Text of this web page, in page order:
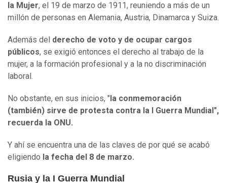
la Mujer, el 19 de marzo de 1911, reuniendo a más de un
millón de personas en Alemania, Austria, Dinamarca y Suiza.
Además del derecho de voto y de ocupar cargos
públicos, se exigió entonces el derecho al trabajo de la
mujer, a la formación profesional y a la no discriminación
laboral.
No obstante, en sus inicios, " la conmemoración
(también) sirve de protesta contra la I Guerra Mundial ",
recuerda la ONU.
Y ahí se encuentra una de las claves de por qué se acabó
eligiendo la fecha del 8 de marzo.
Rusia y la I Guerra Mundial